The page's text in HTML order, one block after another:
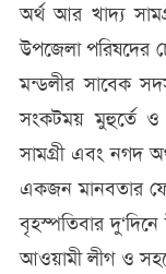
অর্থ আর খাদ্য
উপজেলা পরিষদের
মন্ডলীর সাবেক
সংকটময় মুহুর্তে ও
সামগ্রী এবং নগদ
একজন মানবতার
বৃহস্পতিবার দু‘দিনে
আওয়ামী লীগ ও